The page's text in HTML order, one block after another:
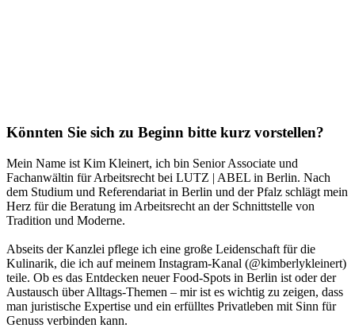
Könnten Sie sich zu Beginn bitte kurz vorstellen?
Mein Name ist Kim Kleinert, ich bin Senior Associate und
Fachanwältin für Arbeitsrecht bei LUTZ | ABEL in Berlin. Nach
dem Studium und Referendariat in Berlin und der Pfalz schlägt mein
Herz für die Beratung im Arbeitsrecht an der Schnittstelle von
Tradition und Moderne.
Abseits der Kanzlei pflege ich eine große Leidenschaft für die
Kulinarik, die ich auf meinem Instagram-Kanal (@kimberlykleinert)
teile. Ob es das Entdecken neuer Food-Spots in Berlin ist oder der
Austausch über Alltags-Themen – mir ist es wichtig zu zeigen, dass
man juristische Expertise und ein erfülltes Privatleben mit Sinn für
Genuss verbinden kann.